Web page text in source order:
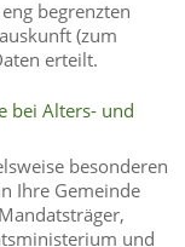
begrenzten
(zum
erteilt.
bei Alters- und
besonderen
Ihre Gemeinde
und